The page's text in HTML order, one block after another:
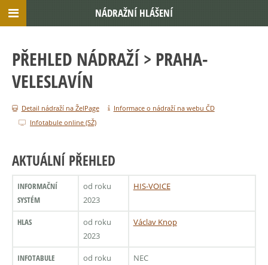
PŘEHLED NÁDRAŽÍ > PRAHA-
VELESLAVÍN
Detail nádraží na ŽelPage
Informace o nádraží na webu ČD
Infotabule online (SŽ)
AKTUÁLNÍ PŘEHLED
INFORMAČNÍ
SYSTÉM
od roku
2023
HIS-VOICE
HLAS
od roku
2023
Václav Knop
INFOTABULE
od roku
NEC
NÁDRAŽNÍ HLÁŠENÍ